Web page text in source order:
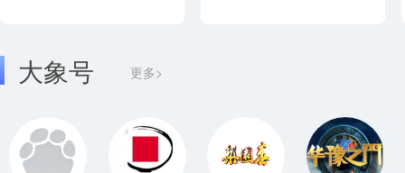
大象号 更多>